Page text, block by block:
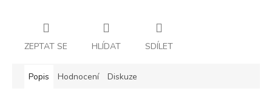
ZEPTAT SE HLÍDAT SDÍLET
Popis Hodnocení Diskuze